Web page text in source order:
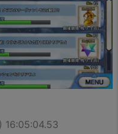
16:05:04.53